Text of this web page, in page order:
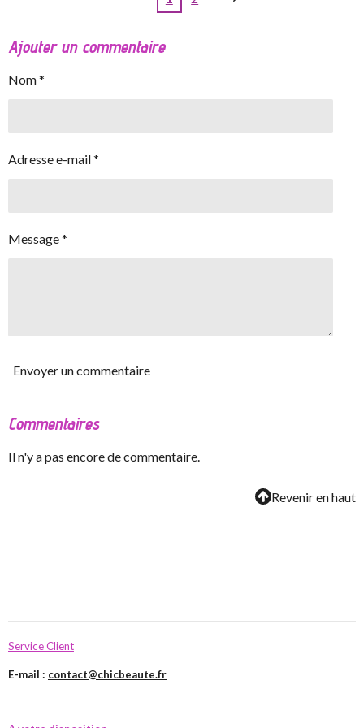
Ajouter un commentaire
Nom *
Adresse e-mail *
Message *
Envoyer un commentaire
Commentaires
Il n'y a pas encore de commentaire.
Revenir en haut
Service Client
E-mail : contact@chicbeaute.fr